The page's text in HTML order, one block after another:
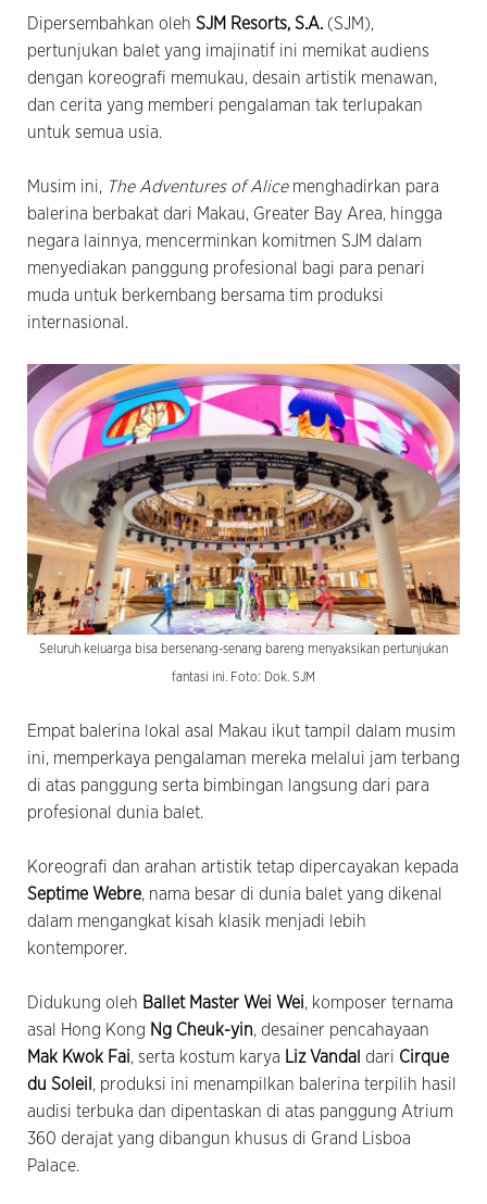
Dipersembahkan oleh SJM Resorts, S.A. (SJM),
pertunjukan balet yang imajinatif ini memikat audiens
dengan koreografi memukau, desain artistik menawan,
dan cerita yang memberi pengalaman tak terlupakan
untuk semua usia.
Musim ini, The Adventures of Alicemenghadirkan para
balerina berbakat dari Makau, Greater Bay Area, hingga
negara lainnya, mencerminkan komitmen SJM dalam
menyediakan panggung profesional bagi para penari
muda untuk berkembang bersama tim produksi
internasional.
Seluruh keluarga bisa bersenang-senang bareng menyaksikan pertunjukan
fantasi ini. Foto: Dok. SJM
Empat balerina lokal asal Makau ikut tampil dalam musim
ini, memperkaya pengalaman mereka melalui jam terbang
di atas panggung serta bimbingan langsung dari para
profesional dunia balet.
Koreografi dan arahan artistik tetap dipercayakan kepada
Septime Webre, nama besar di dunia balet yang dikenal
dalam mengangkat kisah klasik menjadi lebih
kontemporer.
Didukung oleh Ballet Master Wei Wei, komposer ternama
asal Hong Kong Ng Cheuk-yin, desainer pencahayaan
Mak Kwok Fai, serta kostum karya Liz Vandal dari Cirque
du Soleil , produksi ini menampilkan balerina terpilih hasil
audisi terbuka dan dipentaskan di atas panggung Atrium
360 derajat yang dibangun khusus di Grand Lisboa
Palace.